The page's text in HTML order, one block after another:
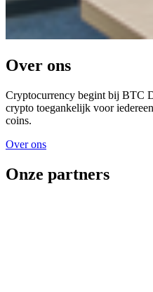
Over ons
Cryptocurrency begint bij BTC
crypto toegankelijk voor
coins.
Over ons
Onze partners